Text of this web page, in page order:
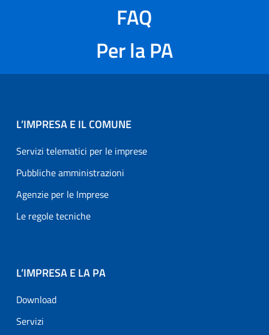
FAQ
Per la PA
L’IMPRESA E IL COMUNE
Servizi telematici per le imprese
Pubbliche amministrazioni
Agenzie per le Imprese
Le regole tecniche
L’IMPRESA E LA PA
Download
Servizi